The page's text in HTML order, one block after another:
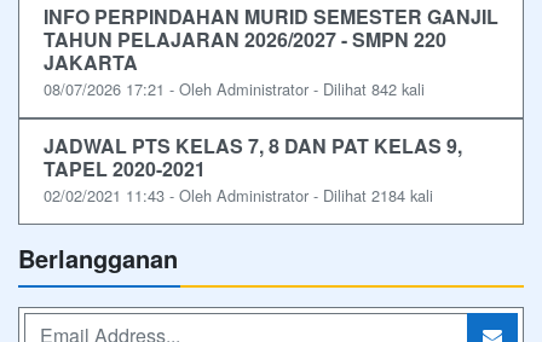
INFO PERPINDAHAN MURID SEMESTER GANJIL
TAHUN PELAJARAN 2026/2027 - SMPN 220
JAKARTA
08/07/2026 17:21 - Oleh Administrator - Dilihat 842 kali
JADWAL PTS KELAS 7, 8 DAN PAT KELAS 9,
TAPEL 2020-2021
02/02/2021 11:43 - Oleh Administrator - Dilihat 2184 kali
Berlangganan